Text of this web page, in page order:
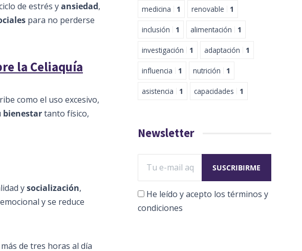
de estrés yansiedad,
para no perderse
la Celiaquía
como el uso excesivo,
bienestartanto físico,
ysocialización,
y se reduce
de tres horas al día
medicina 1 renovable 1
inclusión 1 alimentación 1
investigación 1 adaptación 1
influencia 1 nutrición 1
asistencia 1 capacidades 1
Newsletter
He leído y acepto los términos y
condiciones